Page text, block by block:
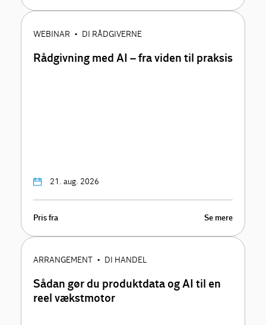
WEBINAR • DI RÅDGIVERNE
Rådgivning med AI – fra viden til praksis
21. aug. 2026
Pris fra Se mere
ARRANGEMENT • DI HANDEL
Sådan gør du produktdata og AI til en
reel vækstmotor